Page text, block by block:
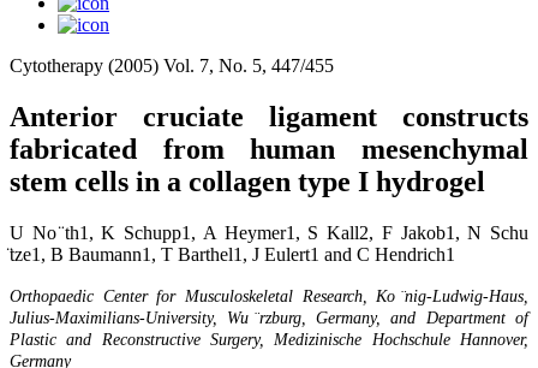
Cytotherapy (2005) Vol. 7, No. 5, 447/455
Anterior cruciate ligament constructs
fabricated from human mesenchymal
stem cells in a collagen type I hydrogel
U No ̈th1, K Schupp1, A Heymer1, S Kall2, F Jakob1, N Schu
̈tze1, B Baumann1, T Barthel1, J Eulert1 and C Hendrich1
Orthopaedic Center for Musculoskeletal Research, Ko ̈nig-Ludwig-Haus,
Julius-Maximilians-University, Wu ̈rzburg, Germany, and Department of
Plastic and Reconstructive Surgery, Medizinische Hochschule Hannover,
Germany